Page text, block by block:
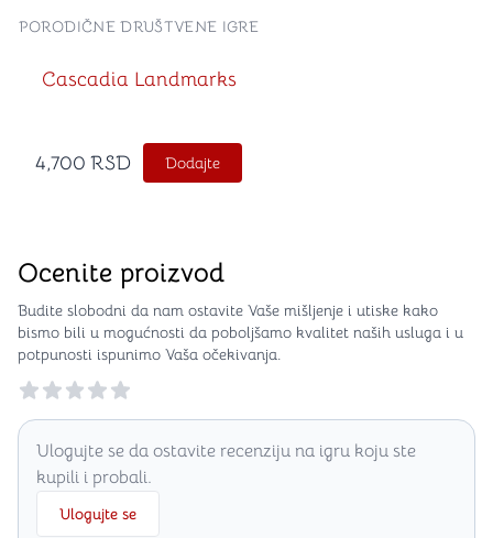
Cascadia Landmarks
PORODIČNE DRUŠTVENE IGRE
4,700 RSD Dodajte
Ocenite proizvod
Budite slobodni da nam ostavite Vaše mišljenje i utiske kako
bismo bili u mogućnosti da poboljšamo kvalitet naših usluga i u
potpunosti ispunimo Vaša očekivanja.
Reviews
Ulogujte se da ostavite recenziju na igru koju ste
kupili i probali.
Ulogujte se